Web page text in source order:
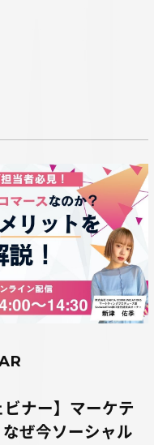
ナー】マーケテ
ぜ今ソーシャル